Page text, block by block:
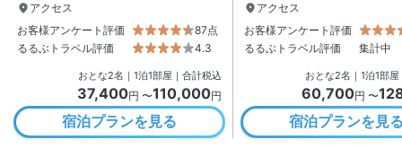
アクセス
お客様アンケート評価
87点
るるぶトラベル評価
4.3
おとな2名 ｜ 1泊1部屋｜合計税込
37,400円 〜110,000円
宿泊プランを見る
アクセス
お客様アンケート評価
るるぶトラベル評価
集計中
おとな2名 ｜ 1泊1部屋
60,700円 〜
宿泊プランを見